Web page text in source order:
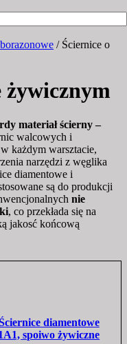
/ Ściernice o
żywicznym
materiał ścierny –
walcowych i
każdym warsztacie,
narzędzi z węglika
diamentowe i
są do produkcji
nie
, co przekłada się na
jakosć końcową
diamentowe
spoiwo żywiczne